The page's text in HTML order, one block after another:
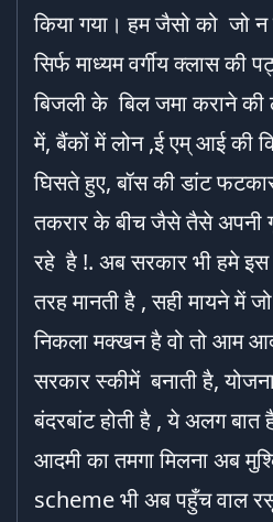
किया गया। हम जैसो को जो
सिर्फ माध्यम वर्गीय क्लास की
बिजली के बिल जमा कराने की
में, बैंकों में लोन ,ई एम् आई की
घिसते हुए, बॉस की डांट
तकरार के बीच जैसे तैसे अपनी
रहे है !. अब सरकार भी हमे
तरह मानती है , सही मायने में
निकला मक्खन है वो तो आम
सरकार स्कीमें बनाती है,
बंदरबांट होती है , ये अलग बात
आदमी का तमगा मिलना अब
scheme भी अब पहुँच वाल